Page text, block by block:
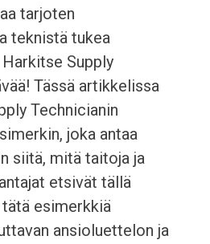
tarjoten
teknistä tukea
Supply
Tässä artikkelissa
Technicianin
joka antaa
siitä, mitä taitoja ja
etsivät tällä
tätä esimerkkiä
ansioluettelon ja